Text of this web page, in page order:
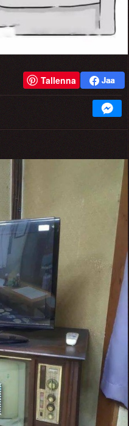
Tallenna